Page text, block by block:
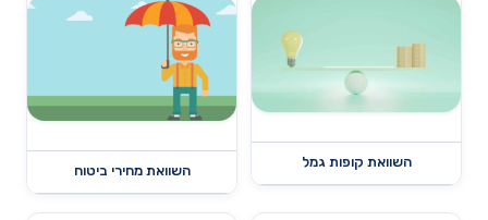
השוואת קופות גמל
השוואת מחירי ביטוח